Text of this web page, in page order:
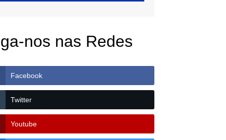
nos nas Redes
Facebook
Twitter
Youtube